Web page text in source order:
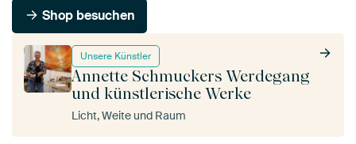
Unsere Künstler
Annette Schmuckers Werdegang
und künstlerische Werke
Licht, Weite und Raum
Shop besuchen